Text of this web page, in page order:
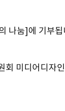
나눔]에 기부됩
회 미디어디자